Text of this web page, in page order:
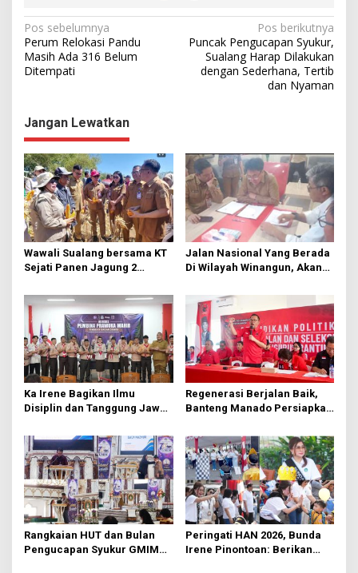
N
a
v
g
a
s
i
p
o
s
Pos sebelumnya
Perum Relokasi Pandu
Masih Ada 316 Belum
Ditempati
Pos berikutnya
Puncak Pengucapan Syukur,
Sualang Harap Dilakukan
dengan Sederhana, Tertib
dan Nyaman
Jangan Lewatkan
Wawali Sualang bersama KT
Sejati Panen Jagung 2
Jalan Nasional Yang Berada
Di Wilayah Winangun, Akan
Ka Irene Bagikan Ilmu
Disiplin dan Tanggung Jawab
Manado
Regenerasi Berjalan Baik,
Banteng Manado Persiapkan
Rumput
Rangkaian HUT dan Bulan
Pengucapan Syukur GMIM
Peringati HAN 2026, Bunda
Irene Pinontoan: Berikan